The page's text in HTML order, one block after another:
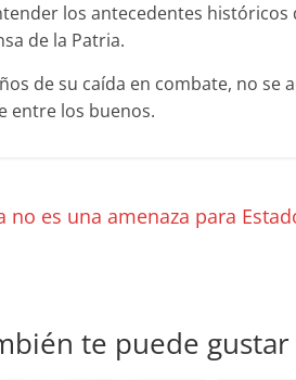
los antecedentes
de la Patria.
de su caída en combate, no se
entre los buenos.
no es una amenaza para
te puede gustar